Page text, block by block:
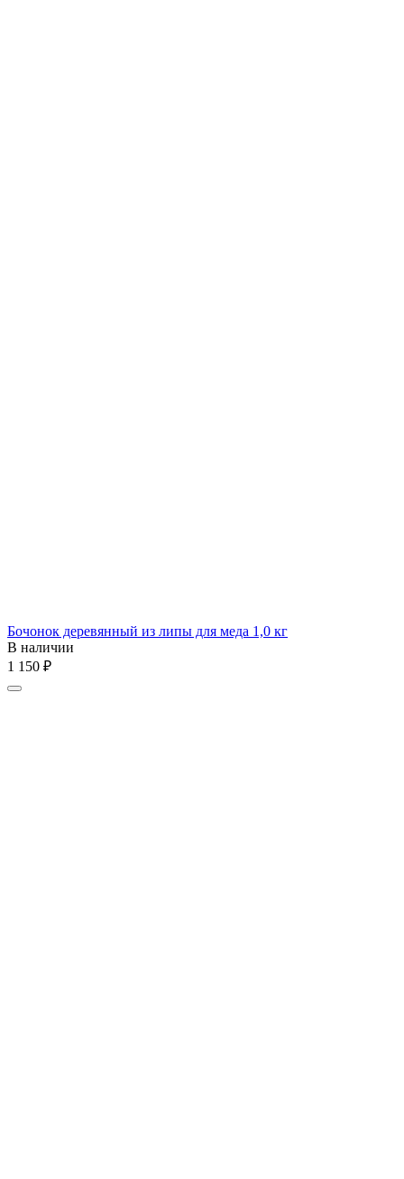
Бочонок деревянный из липы для меда 1,0 кг
В наличии
1 150 ₽